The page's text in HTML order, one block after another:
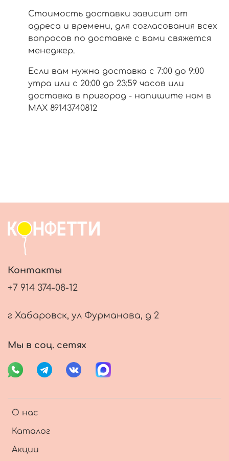
Стоимость доставки зависит от
адреса и времени, для согласования всех
вопросов по доставке с вами свяжется
менеджер.
Если вам нужна доставка с 7:00 до 9:00
утра или с 20:00 до 23:59 часов или
доставка в пригород - напишите нам в
МАХ 89143740812
О нас
Каталог
Акции
Контакты
+7 914 374-08-12
г Хабаровск, ул Фурманова, д 2
Мы в соц. сетях